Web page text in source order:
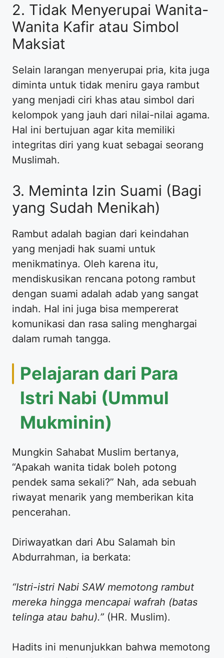
​2. Tidak Menyerupai Wanita-
Wanita Kafir atau Simbol
Maksiat
​Selain larangan menyerupai pria, kita juga
diminta untuk tidak meniru gaya rambut
yang menjadi ciri khas atau simbol dari
kelompok yang jauh dari nilai-nilai agama.
Hal ini bertujuan agar kita memiliki
integritas diri yang kuat sebagai seorang
Muslimah.
​3. Meminta Izin Suami (Bagi
yang Sudah Menikah)
​Rambut adalah bagian dari keindahan
yang menjadi hak suami untuk
menikmatinya. Oleh karena itu,
mendiskusikan rencana potong rambut
dengan suami adalah adab yang sangat
indah. Hal ini juga bisa mempererat
komunikasi dan rasa saling menghargai
dalam rumah tangga.
​Pelajaran dari Para
Istri Nabi (Ummul
Mukminin)
​Mungkin Sahabat Muslim bertanya,
“Apakah wanita tidak boleh potong
pendek sama sekali?” Nah, ada sebuah
riwayat menarik yang memberikan kita
pencerahan.
​Diriwayatkan dari Abu Salamah bin
Abdurrahman, ia berkata:
“Istri-istri Nabi SAW memotong rambut
mereka hingga mencapai wafrah (batas
telinga atau bahu).” (HR. Muslim).
​Hadits ini menunjukkan bahwa memotong